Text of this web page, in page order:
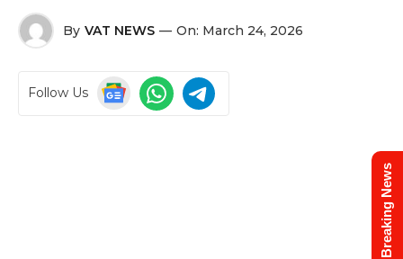
By VAT NEWS — On: March 24, 2026
Follow Us
Breaking News